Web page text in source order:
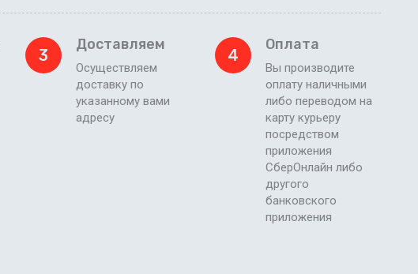
3
Доставляем
Осуществляем
доставку по
указанному вами
адресу
4
Оплата
Вы производите
оплату наличными
либо переводом на
карту курьеру
посредством
приложения
СберОнлайн либо
другого
банковского
приложения